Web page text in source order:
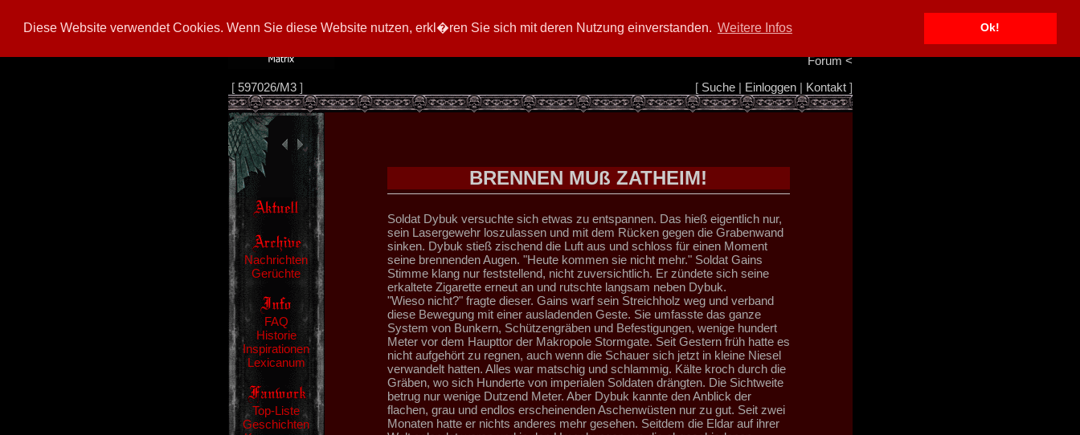
Diese Website verwendet Cookies. Wenn Sie diese Website nutzen, erkl�ren Sie sich mit deren Nutzung einverstanden. Weitere Infos Ok!
Info/Impressum
Forum<
[ 597026/M3] [ Suche| Einloggen| Kontakt]
Nachrichten
Gerüchte
FAQ
Historie
Inspirationen
Lexicanum
Top-Liste
Geschichten
BRENNEN MUß ZATHEIM!
Soldat Dybuk versuchte sich etwas zu entspannen. Das hieß eigentlich nur,
sein Lasergewehr loszulassen und mit dem Rücken gegen die Grabenwand
sinken. Dybuk stieß zischend die Luft aus und schloss für einen Moment
seine brennenden Augen. "Heute kommen sie nicht mehr." Soldat Gains
Stimme klang nur feststellend, nicht zuversichtlich. Er zündete sich seine
erkaltete Zigarette erneut an und rutschte langsam neben Dybuk.
"Wieso nicht?" fragte dieser. Gains warf sein Streichholz weg und verband
diese Bewegung mit einer ausladenden Geste. Sie umfasste das ganze
System von Bunkern, Schützengräben und Befestigungen, wenige hundert
Meter vor dem Haupttor der Makropole Stormgate. Seit Gestern früh hatte es
nicht aufgehört zu regnen, auch wenn die Schauer sich jetzt in kleine Niesel
verwandelt hatten. Alles war matschig und schlammig. Kälte kroch durch die
Gräben, wo sich Hunderte von imperialen Soldaten drängten. Die Sichtweite
betrug nur wenige Dutzend Meter. Aber Dybuk kannte den Anblick der
flachen, grau und endlos erscheinenden Aschenwüsten nur zu gut. Seit zwei
Monaten hatte er nichts anderes mehr gesehen. Seitdem die Eldar auf ihrer